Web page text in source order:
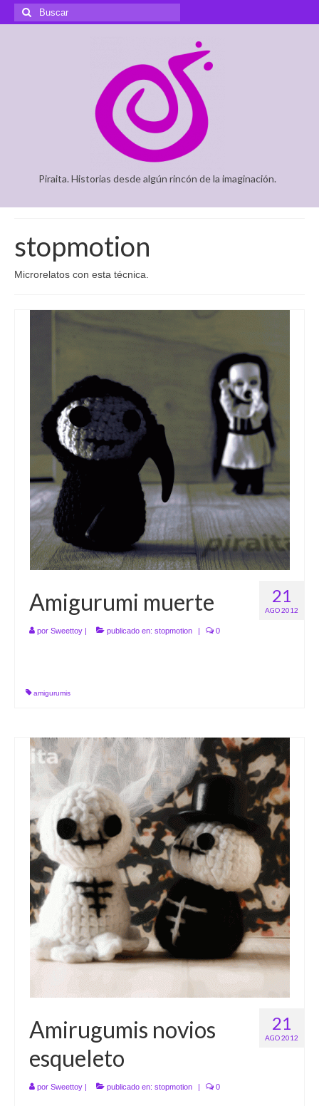
Buscar
por:
Piraita. Historias desde algún rincón de la imaginación.
stopmotion
Microrelatos con esta técnica.
21
AGO 2012
Amigurumi muerte
por Sweettoy | publicado en: stopmotion | 0
amigurumis
21
AGO 2012
Amirugumis novios
esqueleto
por Sweettoy | publicado en: stopmotion | 0